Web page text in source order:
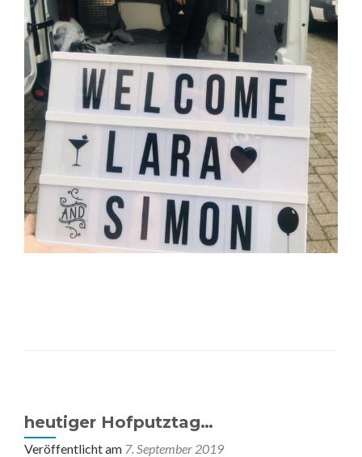
heutiger Hofputztag…
Veröffentlicht am 7. September 2019